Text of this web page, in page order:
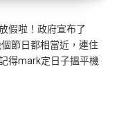
假啦！政府宣布了
節日都相當近，連住
得mark定日子搵平機